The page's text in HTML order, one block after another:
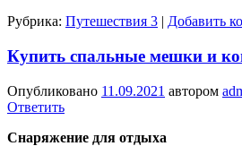
Рубрика: Путешествия 3 | Добавить
Купить спальные мешки и
Опубликовано 11.09.2021 автором
Ответить
Снаряжение для отдыха